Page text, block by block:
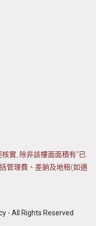
實, 除非該樓面面積有"已
管理費、差餉及地租(如適
- All Rights Reserved